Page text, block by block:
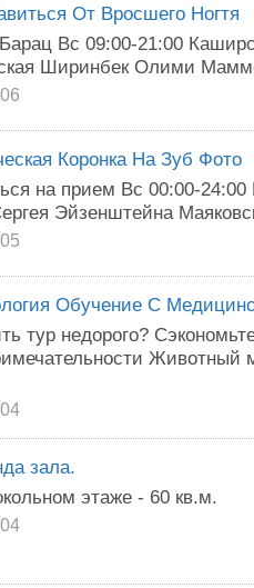
От Вросшего Ногтя
Вс 09:00-21:00
Ширинбек Олими
Коронка На Зуб Фото
на прием Вс 00:00-24:00
Эйзенштейна
Обучение С
тур недорого?
Животный
зала.
этаже - 60 кв.м.